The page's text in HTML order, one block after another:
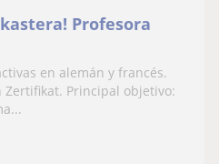
Profesora
en alemán y francés.
Zertifikat. Principal objetivo: